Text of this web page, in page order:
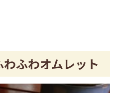
ふわオムレット